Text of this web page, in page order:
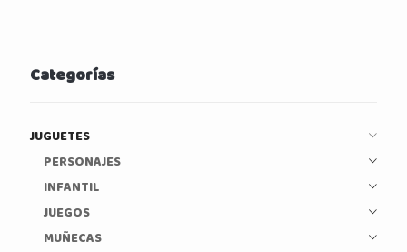
Categorías
JUGUETES
PERSONAJES
INFANTIL
JUEGOS
MUÑECAS